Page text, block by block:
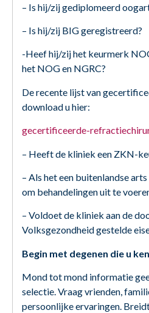
– Is hij/zij gediplomeerd
– Is hij/zij BIG geregistreerd?
-Heef hij/zij het keurmerk
het NOG en NGRC?
De recente lijst van
download u hier:
gecertificeerde-
– Heeft de kliniek een ZKN-
– Als het een buitenlandse
om behandelingen uit te
– Voldoet de kliniek aan de
Volksgezondheid gestelde
Begin met degenen die u
Mond tot mond informatie
selectie. Vraag vrienden,
persoonlijke ervaringen.